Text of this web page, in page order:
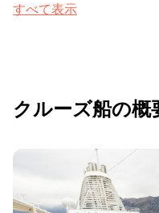
すべて表示
クルーズ船の概